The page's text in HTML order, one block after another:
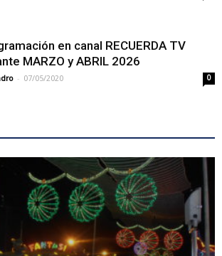
en canal RECUERDA TV
MARZO y ABRIL 2026
- 07/05/2020 0